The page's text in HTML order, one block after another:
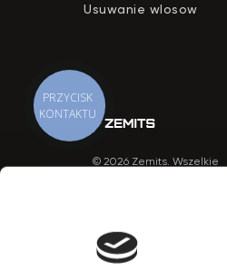
Usuwanie wlosow
© 2026 Zemits. Wszelkie
PRZYCISK
KONTAKTU